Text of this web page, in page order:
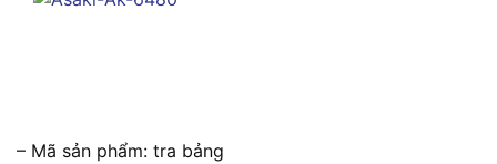
– Mã sản phẩm: tra bảng